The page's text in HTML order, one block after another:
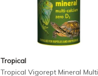
Tropical
Tropical Vigorept Mineral Multi